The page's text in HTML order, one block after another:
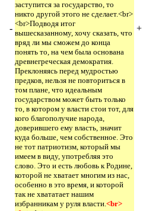
-
заступится за государство, то
никто другой этого не сделает.<br>
<br>Подводя итог
вышесказанному, хочу сказать, что
вряд ли мы сможем до конца
понять то, на чем была основана
древнегреческая демократия.
Преклоняясь перед мудростью
предков, нельзя не повториться в
том плане, что идеальным
государством может быть только
то, в котором у власти стои тот, для
кого благополучие народа,
доверившего ему власть, значит
куда больше, чем собственное. Это
не тот патриотизм, который мы
имеем в виду, употребляя это
слово. Это и есть любовь к Родине,
которой не хватает многим из нас,
особенно в это время, и которой
так не хвататает нашим
избранникам у руля власти.<br>
+